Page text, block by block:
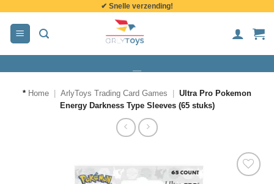
inhoud
✔ Snelle verzending!
* Home ArlyToys Trading Card Games
Ultra Pro Pokemon
Energy Darkness Type Sleeves (65 stuks)